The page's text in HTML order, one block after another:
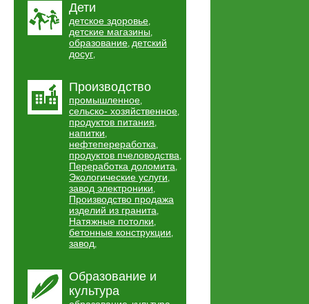
Дети
детское здоровье,
детские магазины,
образование, детский
досуг,
Производство
промышленное,
сельско- хозяйственное,
продуктов питания,
напитки,
нефтепереработка,
продуктов пчеловодства,
Переработка доломита,
Экологические услуги,
завод электроники,
Производство продажа
изделий из гранита,
Натяжные потолки,
бетонные конструкции,
завод,
Образование и
культура